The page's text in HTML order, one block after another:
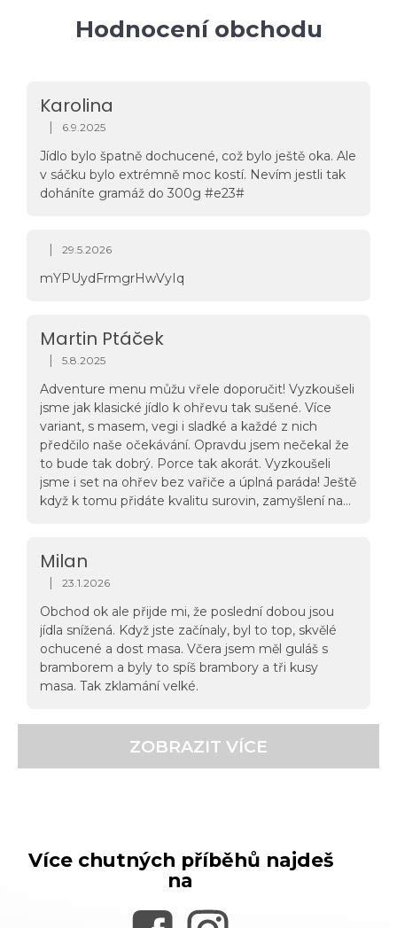
Hodnocení obchodu
Karolina
Hodnocení obchodu je 5 z 5 hvězdiček.
| 6.9.2025
Jídlo bylo špatně dochucené, což bylo ještě oka. Ale
v sáčku bylo extrémně moc kostí. Nevím jestli tak
doháníte gramáž do 300g #e23#
Hodnocení obchodu je 5 z 5 hvězdiček.
| 29.5.2026
mYPUydFrmgrHwVyIq
Martin Ptáček
Hodnocení obchodu je 5 z 5 hvězdiček.
| 5.8.2025
Adventure menu můžu vřele doporučit! Vyzkoušeli
jsme jak klasické jídlo k ohřevu tak sušené. Více
variant, s masem, vegi i sladké a každé z nich
předčilo naše očekávání. Opravdu jsem nečekal že
to bude tak dobrý. Porce tak akorát. Vyzkoušeli
jsme i set na ohřev bez vařiče a úplná paráda! Ještě
když k tomu přidáte kvalitu surovin, zamyšlení nad
Milan
Hodnocení obchodu je 5 z 5 hvězdiček.
| 23.1.2026
Obchod ok ale přijde mi, že poslední dobou jsou
jídla snížená. Když jste začínaly, byl to top, skvělé
ochucené a dost masa. Včera jsem měl guláš s
bramborem a byly to spíš brambory a tři kusy
masa. Tak zklamání velké.
ZOBRAZIT VÍCE
Více chutných příběhů najdeš
na